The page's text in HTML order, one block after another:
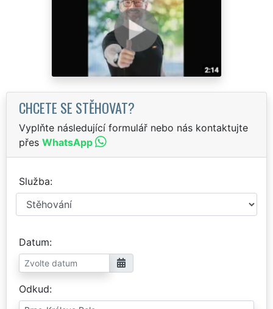
CHCETE SE STĚHOVAT?
Vyplňte následující formulář nebo nás kontaktujte
přes WhatsApp
Služba
Datum
Odkud